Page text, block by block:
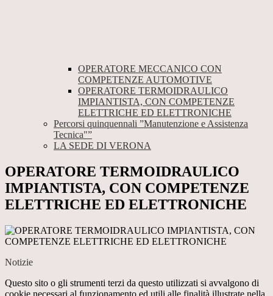
OPERATORE MECCANICO CON
COMPETENZE AUTOMOTIVE
OPERATORE TERMOIDRAULICO
IMPIANTISTA, CON COMPETENZE
ELETTRICHE ED ELETTRONICHE
Percorsi quinquennali ”Manutenzione e Assistenza
Tecnica"”
LA SEDE DI VERONA
OPERATORE TERMOIDRAULICO
IMPIANTISTA, CON COMPETENZE
ELETTRICHE ED ELETTRONICHE
Notizie
Questo sito o gli strumenti terzi da questo utilizzati si avvalgono di